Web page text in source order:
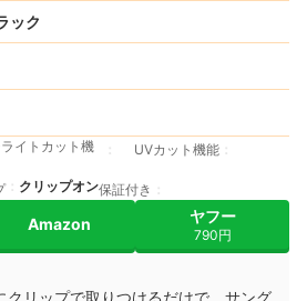
ック
イトカット機
UVカット機能
クリップオン保証付き
Amazon ヤフー
790円
クリップで取りつけるだけで、サング